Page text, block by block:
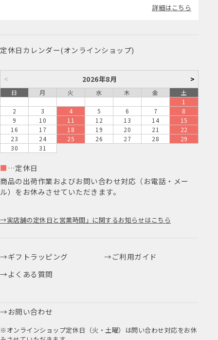
詳細はこちら
定休日カレンダー(オンラインショップ)
< 2026年8月 >
日 月 火 水 木 金
土
1
2
3 4 5 6 7
8
9
10 11 12 13 14
15
16
17 18 19 20 21
22
23
24 25 26 27 28
29
30
31
■ …定休日
商品の出荷作業およびお問い合わせ対応（お電話・メー
ル）をお休みさせていただきます。
実店舗の定休日と営業時間」に関するお知らせはこちら
ギフトラッピング
ご利用ガイド
よくある質問
お問い合わせ
※オンラインショップ定休日（火・土曜）は問い合わせ対応をお休